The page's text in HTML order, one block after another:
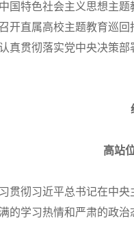
国特色社会主义思想主
开直属高校主题教育巡
真贯彻落实党中央决策
高站
彻习近平总书记在中央
的学习热情和严肃的政治